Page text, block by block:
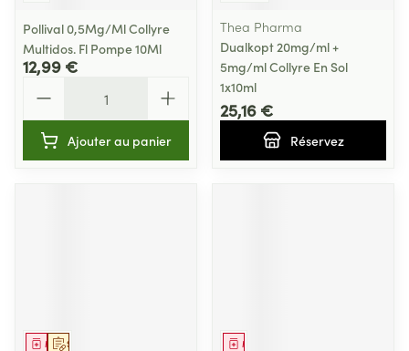
Pollival 0,5Mg/Ml Collyre
Multidos. Fl Pompe 10Ml
12,99 €
Ajouter au panier
Thea Pharma
Dualkopt 20mg/ml +
5mg/ml Collyre En Sol
1x10ml
25,16 €
Réservez
Sur prescription
Médicament Médicament